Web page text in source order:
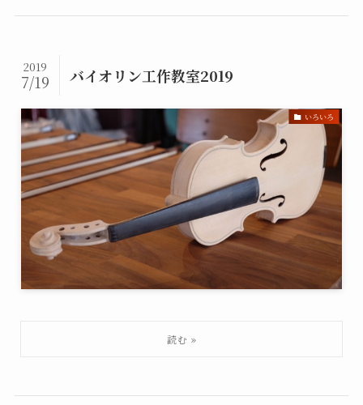
バイオリン工作教室2019
2019
7/19
いろいろ